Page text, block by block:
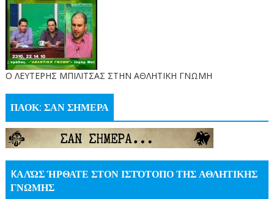
O ΛΕΥΤΕΡΗΣ ΜΠΙΛΙΤΣΑΣ ΣΤΗΝ ΑΘΛΗΤΙΚΗ ΓΝΩΜΗ
ΠΑΟΚ: ΣΑΝ ΣΗΜΕΡΑ
KΑΛΏΣ ΉΡΘΑΤΕ ΣΤΟΝ ΙΣΤΌΤΟΠΟ ΤΗΣ ΑΘΛΗΤΙΚΗΣ
ΓΝΩΜΗΣ